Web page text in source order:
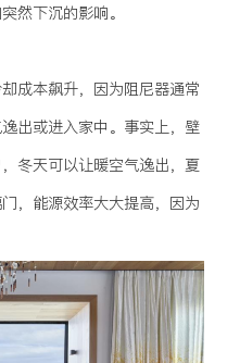
然下沉的影响。
成本飙升，因为阻尼器通常
出或进入家中。事实上，壁
冬天可以让暖空气逸出，夏
，能源效率大大提高，因为